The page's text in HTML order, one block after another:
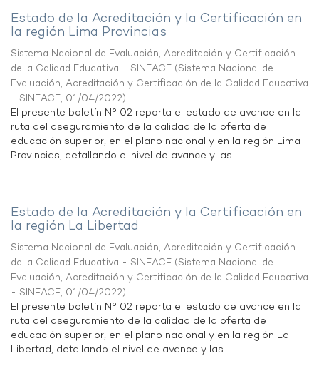
Estado de la Acreditación y la Certificación en
la región Lima Provincias
Sistema Nacional de Evaluación, Acreditación y Certificación
de la Calidad Educativa - SINEACE (Sistema Nacional de
Evaluación, Acreditación y Certificación de la Calidad Educativa
- SINEACE, 01/04/2022)
El presente boletín N° 02 reporta el estado de avance en la
ruta del aseguramiento de la calidad de la oferta de
educación superior, en el plano nacional y en la región Lima
Provincias, detallando el nivel de avance y las ...
Estado de la Acreditación y la Certificación en
la región La Libertad
Sistema Nacional de Evaluación, Acreditación y Certificación
de la Calidad Educativa - SINEACE (Sistema Nacional de
Evaluación, Acreditación y Certificación de la Calidad Educativa
- SINEACE, 01/04/2022)
El presente boletín N° 02 reporta el estado de avance en la
ruta del aseguramiento de la calidad de la oferta de
educación superior, en el plano nacional y en la región La
Libertad, detallando el nivel de avance y las ...